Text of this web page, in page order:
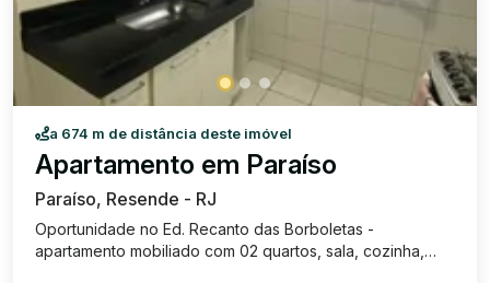
a 674 m de distância deste imóvel
Apartamento em Paraíso
Paraíso, Resende - RJ
Oportunidade no Ed. Recanto das Borboletas -
apartamento mobiliado com 02 quartos, sala, cozinha,